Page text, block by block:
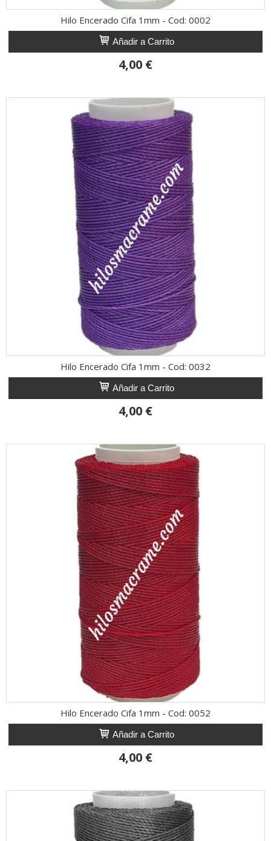
Hilo Encerado Cifa 1mm - Cod: 0002
Añadir a Carrito
4,00 €
Hilo Encerado Cifa 1mm - Cod: 0032
Añadir a Carrito
4,00 €
Hilo Encerado Cifa 1mm - Cod: 0052
Añadir a Carrito
4,00 €